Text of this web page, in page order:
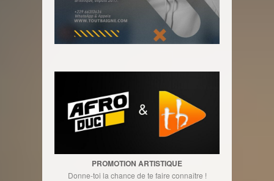
PROMOTION ARTISTIQUE
Donne-toi la chance de te faire connaître !